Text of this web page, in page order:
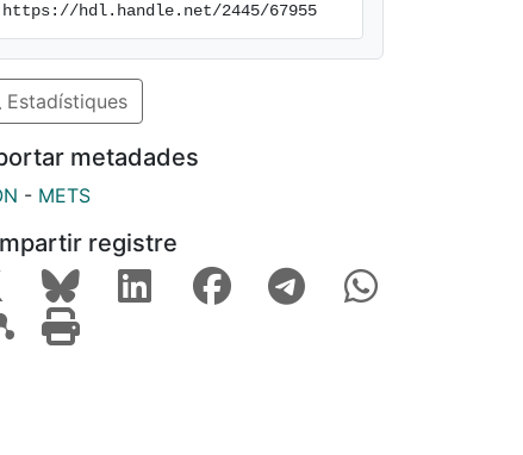
https://hdl.handle.net/2445/67955
Estadístiques
metadades
- METS
registre